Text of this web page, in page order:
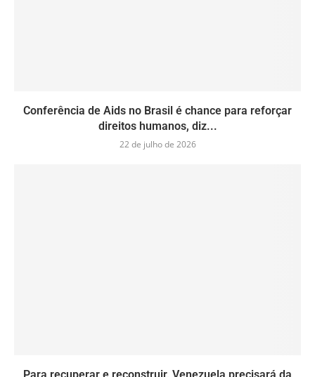
Conferência de Aids no Brasil é chance para reforçar
direitos humanos, diz...
22 de julho de 2026